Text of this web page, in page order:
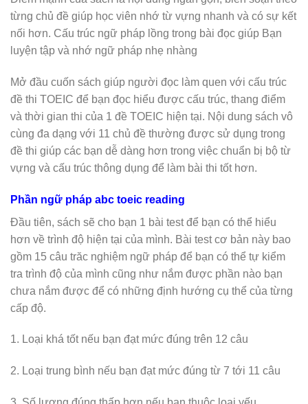
từng chủ đề giúp học viên nhớ từ vựng nhanh và có sự kết
nối hơn. Cấu trúc ngữ pháp lồng trong bài đọc giúp Bạn
luyện tập và nhớ ngữ pháp nhẹ nhàng
Mở đầu cuốn sách giúp người đọc làm quen với cấu trúc
đề thi TOEIC để bạn đọc hiểu được cấu trúc, thang điểm
và thời gian thi của 1 đề TOEIC hiện tại. Nội dung sách vô
cùng đa dạng với 11 chủ đề thường được sử dụng trong
đề thi giúp các bạn dễ dàng hơn trong việc chuẩn bị bộ từ
vựng và cấu trúc thông dụng để làm bài thi tốt hơn.
Phần ngữ pháp abc toeic reading
Đầu tiên, sách sẽ cho bạn 1 bài test để bạn có thể hiểu
hơn về trình độ hiện tại của mình. Bài test cơ bản này bao
gồm 15 câu trăc nghiệm ngữ pháp để bạn có thể tự kiểm
tra trình độ của mình cũng như nắm được phần nào bạn
chưa nắm được để có những định hướng cụ thể của từng
cấp độ.
1. Loại khá tốt nếu bạn đạt mức đúng trên 12 câu
2. Loại trung bình nếu bạn đạt mức đúng từ 7 tới 11 câu